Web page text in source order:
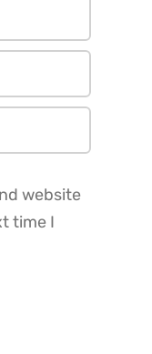
website
time I